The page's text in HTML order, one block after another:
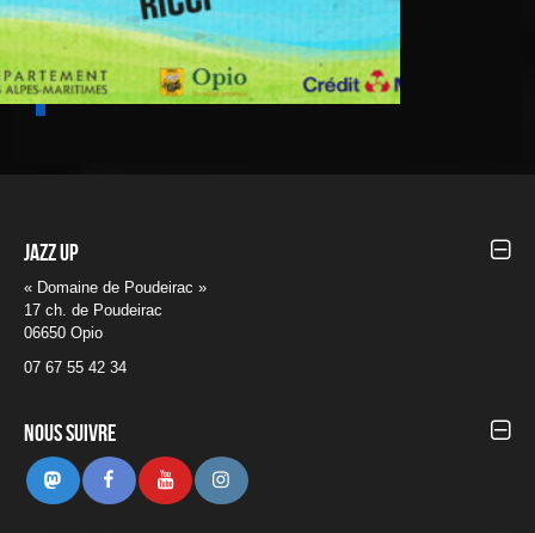
Jazz UP
« Domaine de Poudeirac »
17 ch. de Poudeirac
06650 Opio
07 67 55 42 34
Nous suivre
MastodonFacebookYoutube Instagram